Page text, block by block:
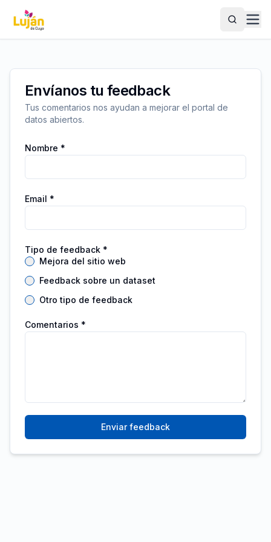
Buscar
Envíanos tu feedback
Tus comentarios nos ayudan a mejorar el portal de
datos abiertos.
Nombre *
Email *
Tipo de feedback *
Mejora del sitio web
Feedback sobre un dataset
Otro tipo de feedback
Comentarios *
Enviar feedback